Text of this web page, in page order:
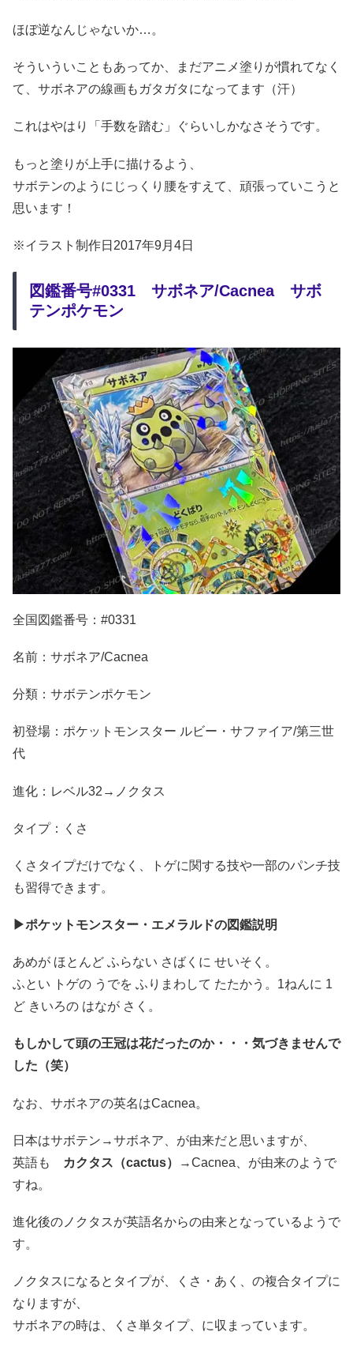
ほぼ逆なんじゃないか…。
そういういこともあってか、まだアニメ塗りが慣れてなく
て、サボネアの線画もガタガタになってます（汗）
これはやはり「手数を踏む」ぐらいしかなさそうです。
もっと塗りが上手に描けるよう、
サボテンのようにじっくり腰をすえて、頑張っていこうと
思います！
※イラスト制作日2017年9月4日
図鑑番号#0331 サボネア/Cacnea サボ
テンポケモン
全国図鑑番号：#0331
名前：サボネア/Cacnea
分類：サボテンポケモン
初登場：ポケットモンスター ルビー・サファイア/第三世
代
進化：レベル32→ノクタス
タイプ：くさ
くさタイプだけでなく、トゲに関する技や一部のパンチ技
も習得できます。
▶ポケットモンスター・エメラルドの図鑑説明
あめが ほとんど ふらない さばくに せいそく。
ふとい トゲの うでを ふりまわして たたかう。1ねんに 1
ど きいろの はなが さく。
もしかして頭の王冠は花だったのか・・・気づきませんで
した（笑）
なお、サボネアの英名はCacnea。
日本はサボテン→サボネア、が由来だと思いますが、
英語も
カクタス（cactus）
→Cacnea、が由来のようで
すね。
進化後のノクタスが英語名からの由来となっているようで
す。
ノクタスになるとタイプが、くさ・あく、の複合タイプに
なりますが、
サボネアの時は、くさ単タイプ、に収まっています。